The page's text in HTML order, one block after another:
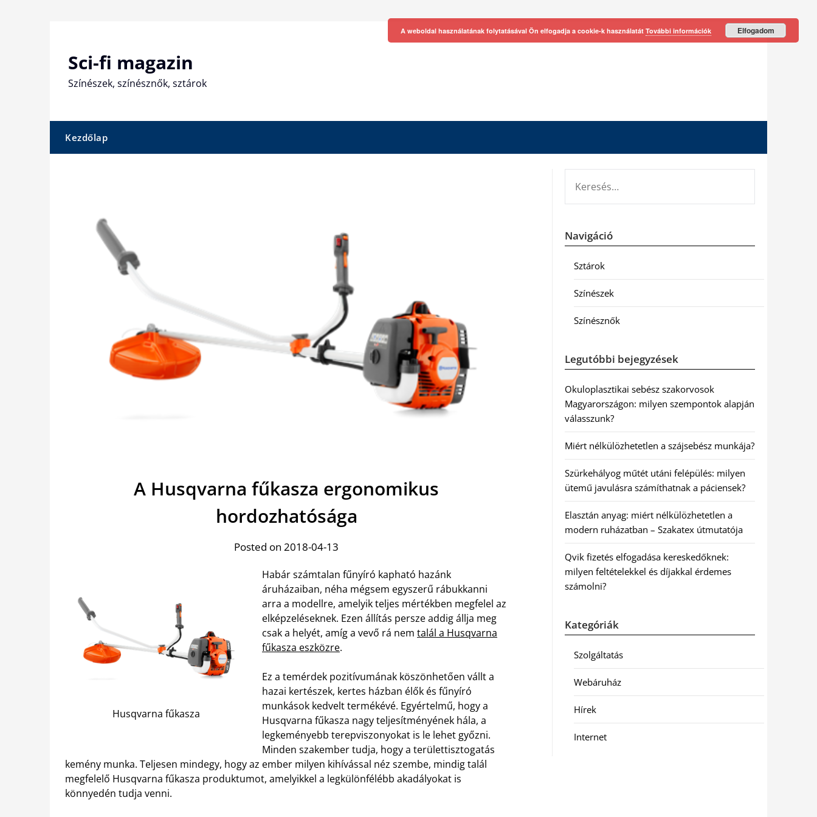
Sci-fi magazin
Színészek, színésznők, sztárok
Kezdőlap
A Husqvarna fűkasza ergonomikus
hordozhatósága
Posted on 2018-04-13
Husqvarna fűkasza
Habár számtalan fűnyíró kapható hazánk
áruházaiban, néha mégsem egyszerű rábukkanni
arra a modellre, amelyik teljes mértékben megfelel az
elképzeléseknek. Ezen állítás persze addig állja meg
csak a helyét, amíg a vevő rá nem talál a Husqvarna
fűkasza eszközre.
Ez a temérdek pozitívumának köszönhetően vállt a
hazai kertészek, kertes házban élők és fűnyíró
munkások kedvelt termékévé. Egyértelmű, hogy a
Husqvarna fűkasza nagy teljesítményének hála, a
legkeményebb terepviszonyokat is le lehet győzni.
Minden szakember tudja, hogy a területtisztogatás
kemény munka. Teljesen mindegy, hogy az ember milyen kihívással néz szembe, mindig talál
megfelelő Husqvarna fűkasza produktumot, amelyikkel a legkülönfélébb akadályokat is
könnyedén tudja venni.
Navigáció
Sztárok
Színészek
Színésznők
Legutóbbi bejegyzések
Okuloplasztikai sebész szakorvosok
Magyarországon: milyen szempontok alapján
válasszunk?
Miért nélkülözhetetlen a szájsebész munkája?
Szürkehályog műtét utáni felépülés: milyen
ütemű javulásra számíthatnak a páciensek?
Elasztán anyag: miért nélkülözhetetlen a
modern ruházatban – Szakatex útmutatója
Qvik fizetés elfogadása kereskedőknek:
milyen feltételekkel és díjakkal érdemes
számolni?
Kategóriák
Szolgáltatás
Webáruház
Hírek
Internet
A weboldal használatának folytatásával Ön elfogadja a cookie-k használatát További információk Elfogadom